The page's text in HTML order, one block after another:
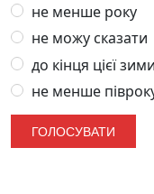
не менше року
не можу сказати
до кінця цієї зими
не менше